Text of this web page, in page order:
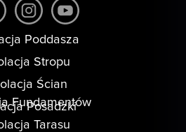
Poddasza
Stropu
Ścian
Posadzki
Fundamentów
Tarasu